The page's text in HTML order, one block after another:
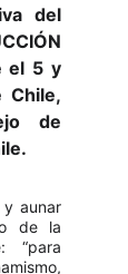
del
el 5 y
Chile,
de
aunar
de la
“para